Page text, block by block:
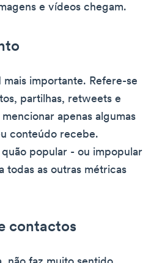
e vídeos chegam.
mais importante. Refere-se
partilhas, retweets e
apenas algumas
conteúdo recebe.
popular - ou impopular
todas as outras métricas
contactos